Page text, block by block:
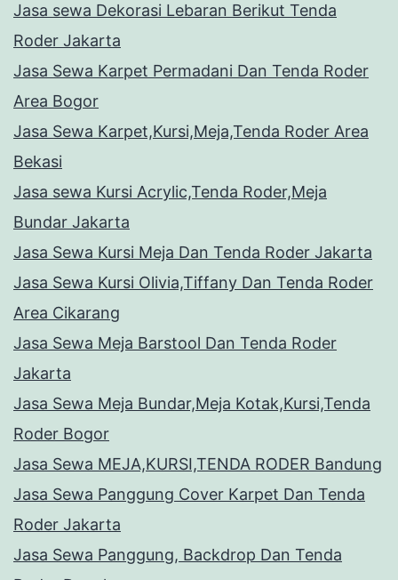
Jasa sewa Dekorasi Lebaran Berikut Tenda
Roder Jakarta
Jasa Sewa Karpet Permadani Dan Tenda Roder
Area Bogor
Jasa Sewa Karpet,Kursi,Meja,Tenda Roder Area
Bekasi
Jasa sewa Kursi Acrylic,Tenda Roder,Meja
Bundar Jakarta
Jasa Sewa Kursi Meja Dan Tenda Roder Jakarta
Jasa Sewa Kursi Olivia,Tiffany Dan Tenda Roder
Area Cikarang
Jasa Sewa Meja Barstool Dan Tenda Roder
Jakarta
Jasa Sewa Meja Bundar,Meja Kotak,Kursi,Tenda
Roder Bogor
Jasa Sewa MEJA,KURSI,TENDA RODER Bandung
Jasa Sewa Panggung Cover Karpet Dan Tenda
Roder Jakarta
Jasa Sewa Panggung, Backdrop Dan Tenda